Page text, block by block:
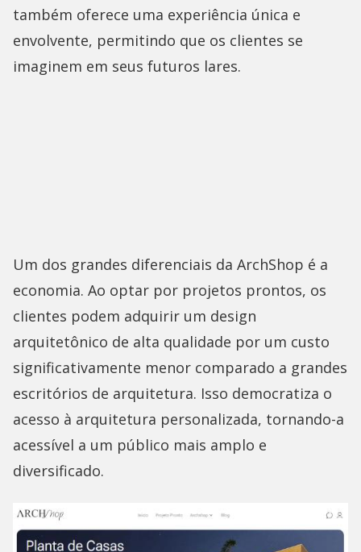
também oferece uma experiência única e
envolvente, permitindo que os clientes se
imaginem em seus futuros lares.
Um dos grandes diferenciais da ArchShop é a
economia. Ao optar por projetos prontos, os
clientes podem adquirir um design
arquitetônico de alta qualidade por um custo
significativamente menor comparado a grandes
escritórios de arquitetura. Isso democratiza o
acesso à arquitetura personalizada, tornando-a
acessível a um público mais amplo e
diversificado.